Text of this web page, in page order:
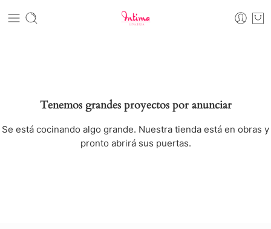
Tenemos grandes proyectos por anunciar
Se está cocinando algo grande. Nuestra tienda está en obras y
pronto abrirá sus puertas.